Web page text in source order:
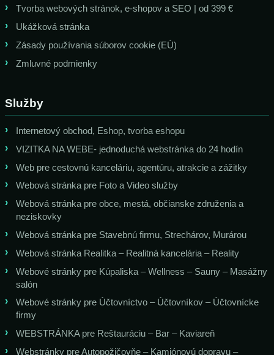
Tvorba webových stránok, e-shopov a SEO | od 399 €
Ukážková stránka
Zásady používania súborov cookie (EÚ)
Zmluvné podmienky
Služby
Internetový obchod, Eshop, tvorba eshopu
VIZITKA NA WEBE- jednoduchá webstránka do 24 hodín
Web pre cestovnú kanceláriu, agentúru, atrakcie a zážitky
Webová stránka pre Foto a Video služby
Webová stránka pre obce, mestá, občianske združenia a
neziskovky
Webová stránka pre Stavebnú firmu, Strechárov, Murárou
Webová stránka Realitka – Realitná kancelária – Reality
Webové stránky pre Kúpaliska – Wellness – Sauny – Masážny
salón
Webové stránky pre Účtovníctvo – Účtovníkov – Účtovnícke
firmy
WEBSTRÁNKA pre Reštauráciu – Bar – Kaviareň
Webstránky pre Autopožičovňe – Kamiónovú dopravu –